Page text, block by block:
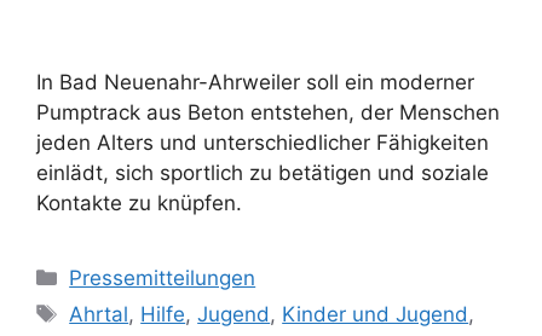
In Bad Neuenahr-Ahrweiler soll ein moderner
Pumptrack aus Beton entstehen, der Menschen
jeden Alters und unterschiedlicher Fähigkeiten
einlädt, sich sportlich zu betätigen und soziale
Kontakte zu knüpfen.
Pressemitteilungen
Ahrtal, Hilfe,Jugend , Kinder und Jugend ,